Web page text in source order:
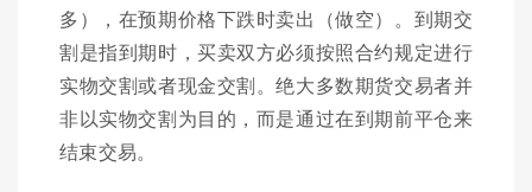
多），在预期价格下跌时卖出（做空）。到期交
割是指到期时，买卖双方必须按照合约规定进行
实物交割或者现金交割。绝大多数期货交易者并
非以实物交割为目的，而是通过在到期前平仓来
结束交易。